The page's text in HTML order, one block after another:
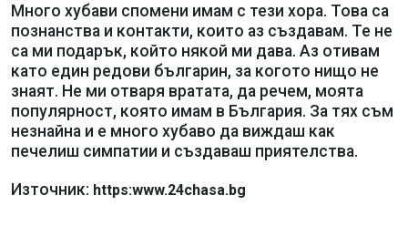
Много хубави спомени имам с тези хора. Това са
познанства и контакти, които аз създавам. Те не
са ми подарък, който някой ми дава. Аз отивам
като един редови българин, за когото нищо не
знаят. Не ми отваря вратата, да речем, моята
популярност, която имам в България. За тях съм
незнайна и е много хубаво да виждаш как
печелиш симпатии и създаваш приятелства.
Източник: https:www.24chasa.bg